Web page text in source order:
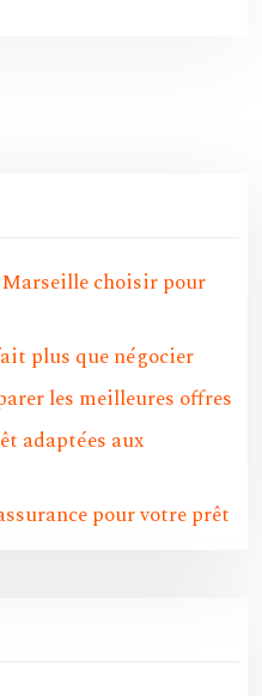
choisir pour
plus que négocier
les meilleures offres
adaptées aux
pour votre prêt